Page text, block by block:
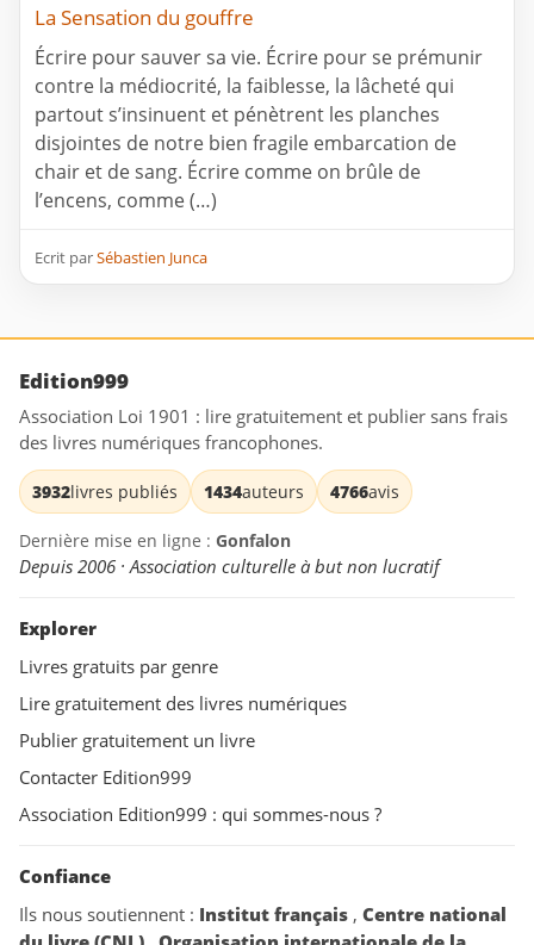
La Sensation du gouffre
Écrire pour sauver sa vie. Écrire pour se prémunir
contre la médiocrité, la faiblesse, la lâcheté qui
partout s’insinuent et pénètrent les planches
disjointes de notre bien fragile embarcation de
chair et de sang. Écrire comme on brûle de
l’encens, comme (…)
Ecrit parSébastien Junca
Edition999
Association Loi 1901 : lire gratuitement et publier sans frais
des livres numériques francophones.
3932livres publiés 1434auteurs 4766avis
Dernière mise en ligne : Gonfalon
Depuis 2006 · Association culturelle à but non lucratif
Explorer
Livres gratuits par genre
Lire gratuitement des livres numériques
Publier gratuitement un livre
Contacter Edition999
Association Edition999 : qui sommes-nous ?
Confiance
Ils nous soutiennent : Institut français , Centre national